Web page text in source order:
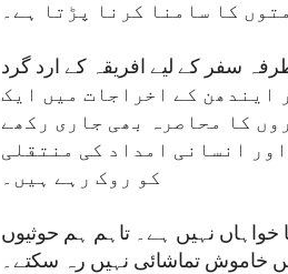
کا سامنا کرنا پڑتا ہے۔
سفر کے لیے افریقہ کے ارد گرد
کرنے سے سفر میں تقریباً 10 دن اور ایندھن کے اخراجات میں ایک
کا محاصرہ بھی جاری رکھے
انسانی امداد کی منتقلی
کو روک رہے ہیں۔
خواہاں نہیں ہے۔ تاہم ہم حوثیوں
خاموش تماشائی نہیں رہ سکتے۔